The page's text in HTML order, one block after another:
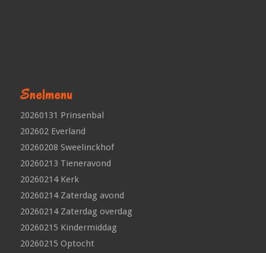
Snelmenu
20260131 Prinsenbal
202602 Everland
20260208 Sweelinckhof
20260213 Tieneravond
20260214 Kerk
20260214 Zaterdag avond
20260214 Zaterdag overdag
20260215 Kindermiddag
20260215 Optocht